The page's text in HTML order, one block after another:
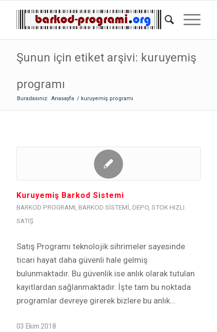
Şunun için etiket arşivi: kuruyemiş
programı
Buradasınız: Anasayfa / kuruyemiş programı
Kuruyemiş Barkod Sistemi
BARKOD PROGRAMI BARKOD SISTEMI DEPO, STOK HIZLI
SATIŞ
Satış Programı teknolojik sihrimeler sayesinde
ticari hayat daha güvenli hale gelmiş
bulunmaktadır. Bu güvenlik ise anlık olarak tutulan
kayıtlardan sağlanmaktadır. İşte tam bu noktada
programlar devreye girerek bizlere bu anlık…
03 Ekim 2018